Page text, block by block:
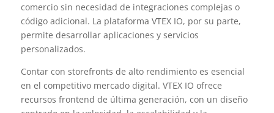
comercio sin necesidad de integraciones complejas o
código adicional. La plataforma VTEX IO, por su parte,
permite desarrollar aplicaciones y servicios
personalizados.
Contar con storefronts de alto rendimiento es esencial
en el competitivo mercado digital. VTEX IO ofrece
recursos frontend de última generación, con un diseño